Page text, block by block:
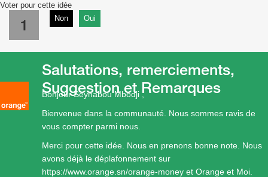
Voter pour cette idée
1 Non Oui
Bonjour Seynabou Mbodji ,
Bienvenue dans la communauté. Nous sommes ravis de
vous compter parmi nous.
Merci pour cette idée. Nous en prenons bonne note. Nous
avons déjà le déplafonnement sur
https://www.orange.sn/orange-money et Orange et Moi.
Salutations, remerciements,
Suggestion et Remarques